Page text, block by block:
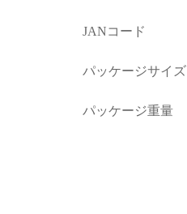
JANコード
パッケージサイズ
パッケージ重量